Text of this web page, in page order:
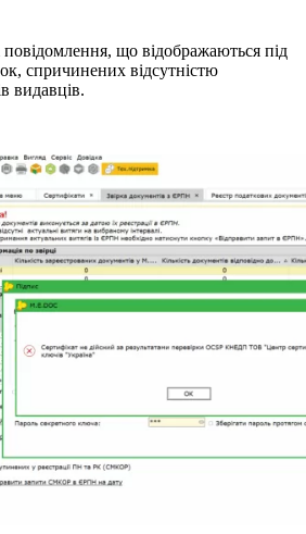
повідомлення, що відображаються під
спричинених відсутністю
видавців.